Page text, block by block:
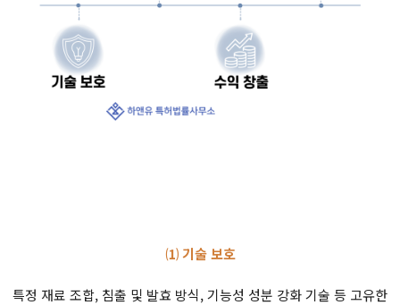
⑴ 기술 보호
특정 재료 조합, 침출 및 발효 방식, 기능성 성분 강화 기술 등 고유한